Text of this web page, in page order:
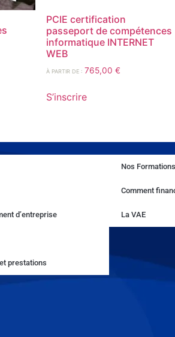
PCIE certification
passeport de compétences
informatique INTERNET
WEB
À PARTIR DE : 765,00 €
S’inscrire
d’entreprise
prestations
Nos
Comment
La VAE